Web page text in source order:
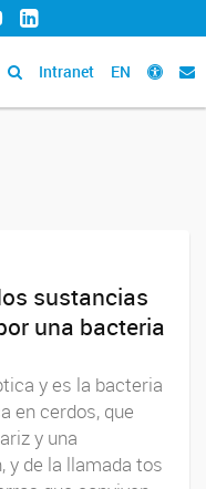
LinkedIn
Intranet EN
sustancias
una bacteria
y es la bacteria
en cerdos, que
y una
y de la llamada tos